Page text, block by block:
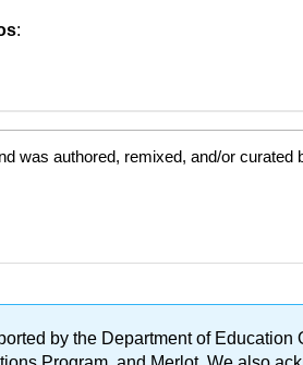
:
was authored, remixed, and/or curated
by the Department of